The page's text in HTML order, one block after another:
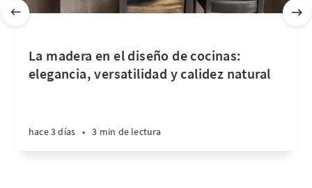
La madera en el diseño de cocinas:
elegancia, versatilidad y calidez natural
hace 3 días • 3 min de lectura